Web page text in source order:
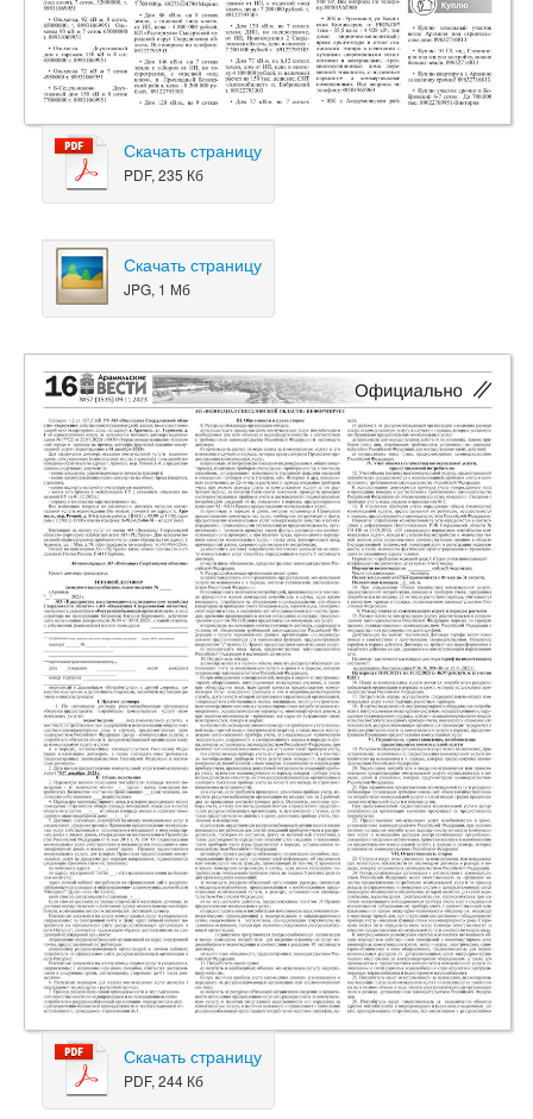
Скачать страницу
PDF, 235 Кб
Скачать страницу
JPG, 1 Мб
Скачать страницу
PDF, 244 Кб